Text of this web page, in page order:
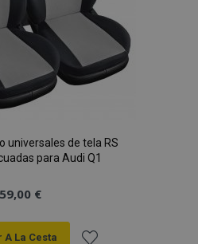
universales de tela RS
para Audi Q1
59,00 €
A La Cesta